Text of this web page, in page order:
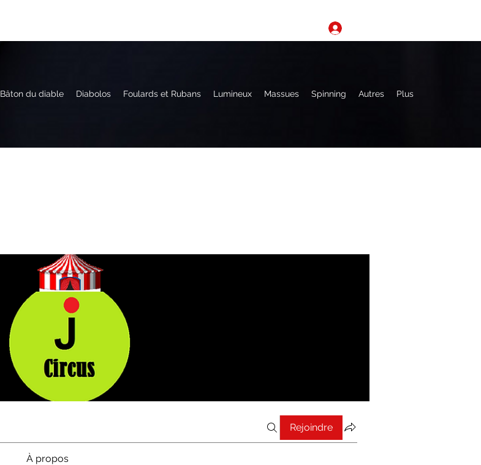
Bâton du diable Diabolos Foulards et Rubans Lumineux Massues Spinning Autres Plus
Rejoindre
À propos